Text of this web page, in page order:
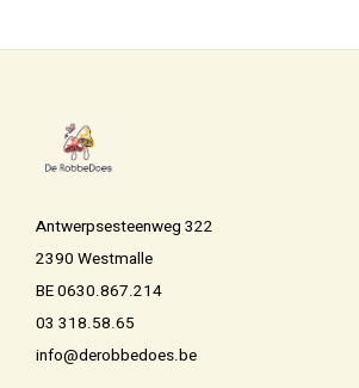
Antwerpsesteenweg 322
2390 Westmalle
BE 0630.867.214
03 318.58.65
info@derobbedoes.be